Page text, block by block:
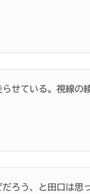
せている。視線の
ろう、と田口は思っ